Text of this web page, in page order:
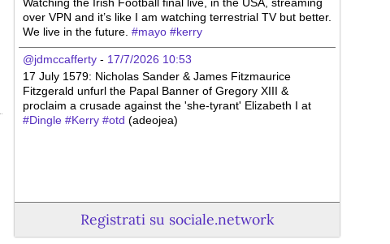
over VPN and it’s like I am watching terrestrial TV but better.
We live in the future. #mayo #kerry
@jdmccafferty - 17/7/2026 10:53
17 July 1579: Nicholas Sander & James Fitzmaurice
Fitzgerald unfurl the Papal Banner of Gregory XIII &
#Dingle #Kerry #otd (adeojea)
Registrati su sociale.network